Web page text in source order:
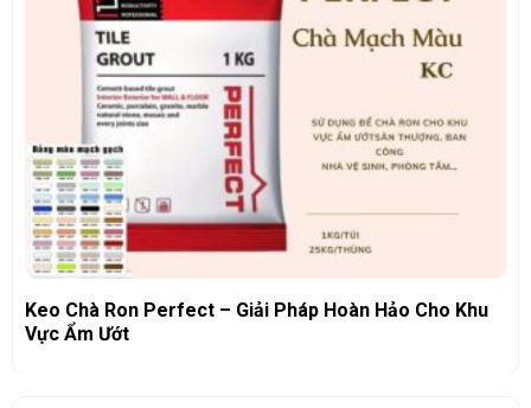
Keo Chà Ron Perfect – Giải Pháp Hoàn Hảo Cho Khu
Vực Ẩm Ướt